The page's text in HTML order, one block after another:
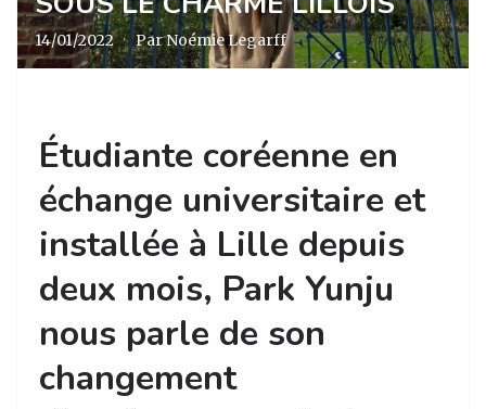
14/01/2022 · Par Noémie Legarff
Étudiante coréenne en
échange universitaire et
installée à Lille depuis
deux mois, Park Yunju
nous parle de son
changement